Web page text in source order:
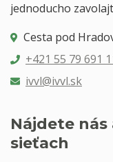
jednoducho
Cesta pod
+421 55 79 691
ivvl@ivvl.sk
Nájdete nás
sieťach